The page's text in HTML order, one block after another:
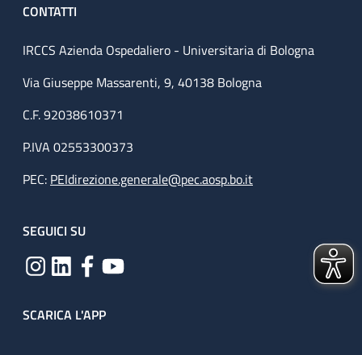
CONTATTI
IRCCS Azienda Ospedaliero - Universitaria di Bologna
Via Giuseppe Massarenti, 9, 40138 Bologna
C.F. 92038610371
P.IVA 02553300373
PEC: PEIdirezione.generale@pec.aosp.bo.it
SEGUICI SU
SCARICA L'APP